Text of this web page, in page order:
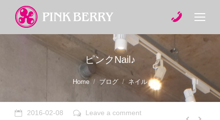
ピンクNail♪
Home ブログ ネイル
2016-02-08
Leave a comment